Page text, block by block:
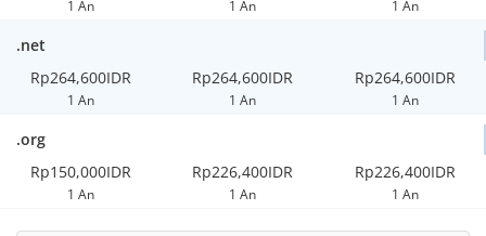
1 An 1 An 1 An
.net
Rp264,600IDR
1 An
Rp264,600IDR
1 An
Rp264,600IDR
1 An
.org
Rp150,000IDR
1 An
Rp226,400IDR
1 An
Rp226,400IDR
1 An